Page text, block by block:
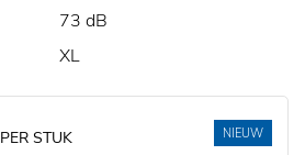
73 dB
XL
PER STUK NIEUW